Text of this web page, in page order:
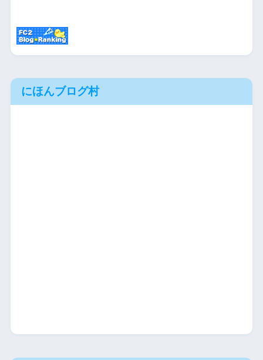
にほんブログ村